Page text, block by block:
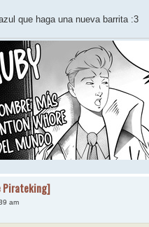
que haga una nueva barrita :3
Pirateking]
am